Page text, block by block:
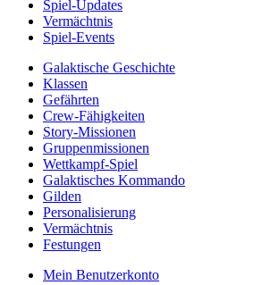
Spiel-Updates
Vermächtnis
Spiel-Events
Galaktische Geschichte
Klassen
Gefährten
Crew-Fähigkeiten
Story-Missionen
Gruppenmissionen
Wettkampf-Spiel
Galaktisches Kommando
Gilden
Personalisierung
Vermächtnis
Festungen
Mein Benutzerkonto